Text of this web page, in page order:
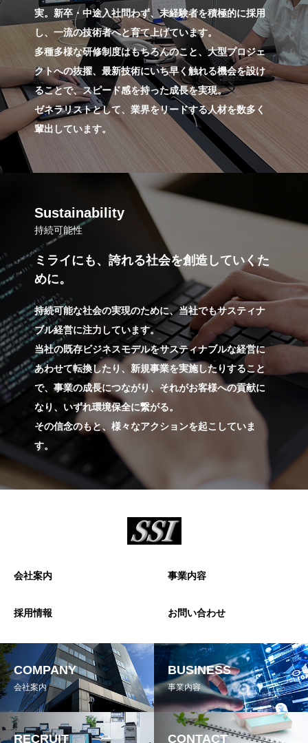
実。新卒・中途入社問わず、未経験者を積極的に採用
し、一流の技術者へと育て上げています。
多種多様な研修制度はもちろんのこと、大型プロジェ
クトへの抜擢、最新技術にいち早く触れる機会を設け
ることで、スピード感を持った成長を実現。
ゼネラリストとして、業界をリードする人材を数多く
輩出しています。
Sustainability
持続可能性
ミライにも、誇れる社会を創造していくた
めに。
持続可能な社会の実現のために、当社でもサスティナ
ブル経営に注力しています。
当社の既存ビジネスモデルをサスティナブルな経営に
あわせて転換したり、新規事業を実施したりすること
で、事業の成長につながり、それがお客様への貢献に
なり、いずれ環境保全に繋がる。
その信念のもと、様々なアクションを起こしていま
す。
会社案内 事業内容
採用情報 お問い合わせ
COMPANY
会社案内
BUSINESS
事業内容
RECRUIT CONTACT